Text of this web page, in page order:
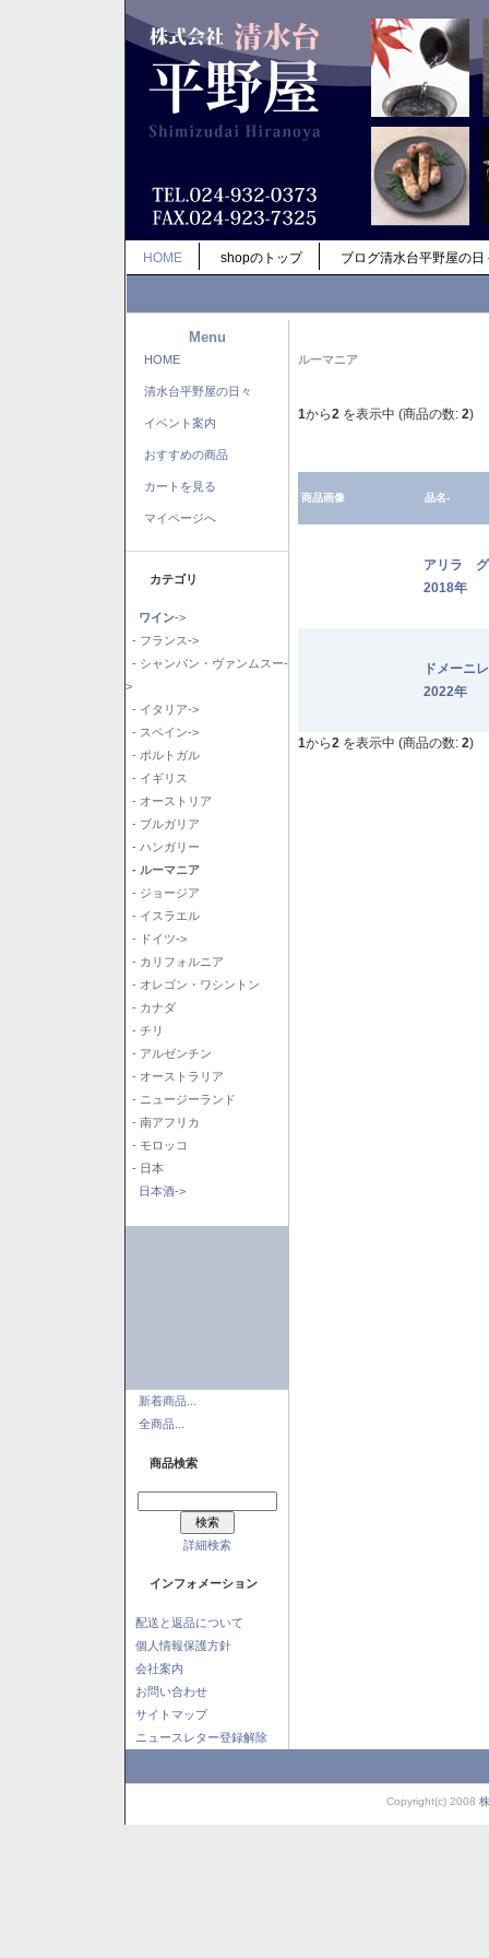
HOME shopのトップ ブログ清水台平野屋の日
Menu
HOME
清水台平野屋の日々
イベント案内
おすすめの商品
カートを見る
マイページへ
カテゴリ
ワイン->
- フランス->
- シャンパン・ヴァンムスー-
>
- イタリア->
- スペイン->
- ポルトガル
- イギリス
- オーストリア
- ブルガリア
- ハンガリー
- ルーマニア
- ジョージア
- イスラエル
- ドイツ->
- カリフォルニア
- オレゴン・ワシントン
- カナダ
- チリ
- アルゼンチン
- オーストラリア
- ニュージーランド
- 南アフリカ
- モロッコ
- 日本
日本酒->
新着商品...
全商品...
商品検索
詳細検索
インフォメーション
配送と返品について
個人情報保護方針
会社案内
お問い合わせ
サイトマップ
ニュースレター登録解除
ルーマニア
1から2 を表示中 (商品の数: 2)
商品画像 品名-
アリラ
2018年
ドメー
2022年
1から2 を表示中 (商品の数: 2)
Copyright(c) 2008